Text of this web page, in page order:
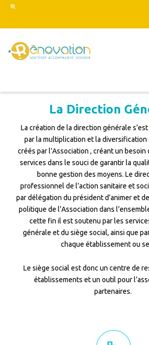
La Direction
La création de la direction générale
par la multiplication et la diversification
créés par l’Association , créant un
services dans le souci de garantir la
bonne gestion des moyens. Le
professionnel de l’action sanitaire et
par délégation du président d’animer et
politique de l’Association dans
cette fin il est soutenu par les
générale et du siège social, ainsi que
chaque établissement ou
Le siège social est donc un centre de
établissements et un outil pour
partenaires.